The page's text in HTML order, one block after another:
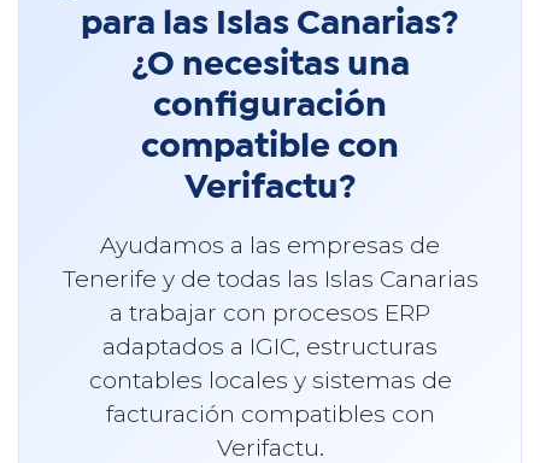
para las Islas Canarias?
¿O necesitas una
configuración
compatible con
Verifactu?
Ayudamos a las empresas de
Tenerife y de todas las Islas Canarias
a trabajar con procesos ERP
adaptados a IGIC, estructuras
contables locales y sistemas de
facturación compatibles con
Verifactu.